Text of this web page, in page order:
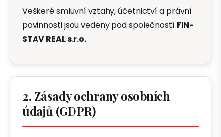
Veškeré smluvní vztahy, účetnictví a právní
povinnosti jsou vedeny pod společností FIN-
STAV REAL s.r.o.
2. Zásady ochrany osobních
údajů (GDPR)